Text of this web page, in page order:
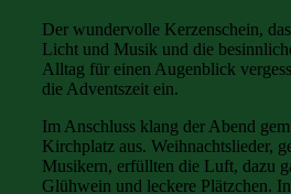
Der wundervolle Kerzenschein,
Licht und Musik und die
Alltag für einen Augenblick
die Adventszeit ein.
Im Anschluss klang der Abend
Kirchplatz aus. Weihnachtslieder,
Musikern, erfüllten die Luft, dazu
Glühwein und leckere Plätzchen.